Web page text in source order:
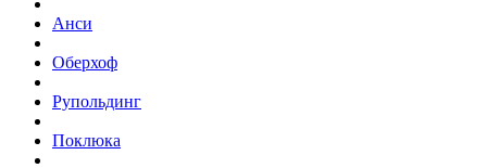
Анси
Оберхоф
Рупольдинг
Поклюка